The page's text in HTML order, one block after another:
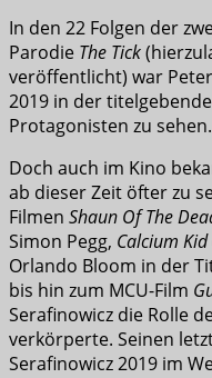
In den 22 Folgen der
Parodie The Tick
veröffentlicht) war
2019 in der
Protagonisten zu sehen.
Doch auch im Kino
ab dieser Zeit öfter zu
Filmen Shaun Of The
Simon Pegg, Calcium Kid
Orlando Bloom in der
bis hin zum MCU-Film
Serafinowicz die Rolle
verkörperte. Seinen
Serafinowicz 2019 im